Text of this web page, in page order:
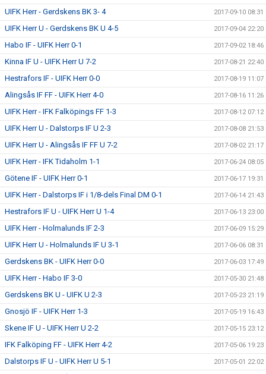
UIFK Herr - Gerdskens BK 3- 4 2017-09-10 08:31
UIFK Herr U - Gerdskens BK U 4-5 2017-09-04 22:20
Habo IF - UIFK Herr 0-1 2017-09-02 18:46
Kinna IF U - UIFK Herr U 7-2 2017-08-21 22:40
Hestrafors IF - UIFK Herr 0-0 2017-08-19 11:07
Alingsås IF FF - UIFK Herr 4-0 2017-08-16 11:26
UIFK Herr - IFK Falköpings FF 1-3 2017-08-12 07:12
UIFK Herr U - Dalstorps IF U 2-3 2017-08-08 21:53
UIFK Herr U - Alingsås IF FF U 7-2 2017-08-02 21:17
UIFK Herr - IFK Tidaholm 1-1 2017-06-24 08:05
Götene IF - UIFK Herr 0-1 2017-06-17 19:31
UIFK Herr - Dalstorps IF i 1/8-dels Final DM 0-1 2017-06-14 21:43
Hestrafors IF U - UIFK Herr U 1-4 2017-06-13 23:00
UIFK Herr - Holmalunds IF 2-3 2017-06-09 15:29
UIFK Herr U - Holmalunds IF U 3-1 2017-06-06 08:31
Gerdskens BK - UIFK Herr 0-0 2017-06-03 17:49
UIFK Herr - Habo IF 3-0 2017-05-30 21:48
Gerdskens BK U - UIFK U 2-3 2017-05-23 21:19
Gnosjö IF - UIFK Herr 1-3 2017-05-19 16:43
Skene IF U - UIFK Herr U 2-2 2017-05-15 23:12
IFK Falköping FF - UIFK Herr 4-2 2017-05-06 19:23
Dalstorps IF U - UIFK Herr U 5-1 2017-05-01 22:02